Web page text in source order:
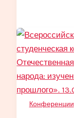
Конференции